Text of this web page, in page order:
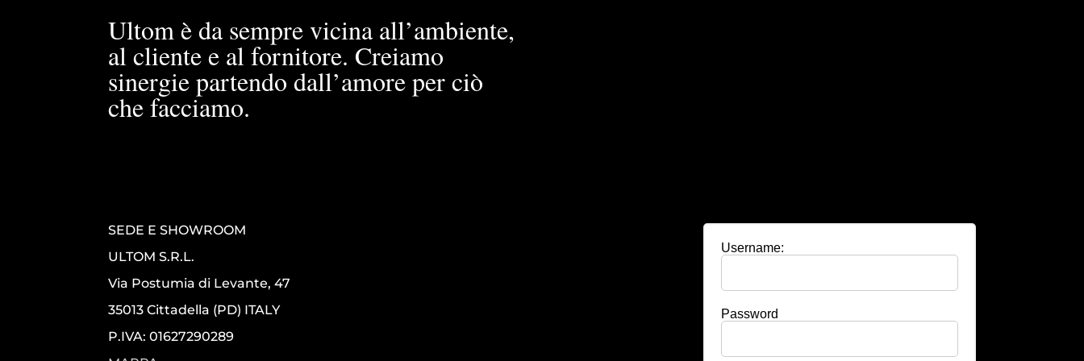
Ultom è da sempre vicina all’ambiente,
al cliente e al fornitore. Creiamo
sinergie partendo dall’amore per ciò
che facciamo.
SEDE E SHOWROOM
ULTOM S.R.L.
Via Postumia di Levante, 47
35013 Cittadella (PD) ITALY
P.IVA: 01627290289
Username:
Password